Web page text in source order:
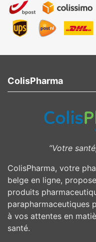
ColisPharma
”Votre
ColisPharma, votre
belge en ligne,
produits
parapharmaceutiques
à vos attentes en
santé.